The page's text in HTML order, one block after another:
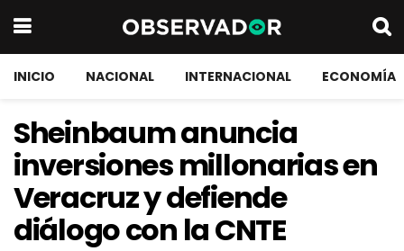
INICIO NACIONAL INTERNACIONAL ECONOMÍA
Sheinbaum anuncia
inversiones millonarias en
Veracruz y defiende
diálogo con la CNTE